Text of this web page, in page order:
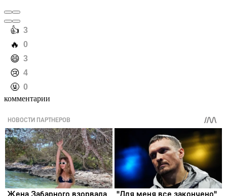
️👍 3
️🔥 0
️😄 3
️😢 4
️🤬 0
комментарии